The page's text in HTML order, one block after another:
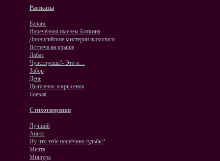
Рассказы
Баланс
Наречённая именем Боткина
Дионисийские мистерии живописи
Встреча на крыше
Лабаз
Чувствуешь?- Это я…
Забор
День
Цыпленок и крысенок
Боевая
Стихотворения
Лучший
Ангел
Ну что тебе пощёчина судьбы?
Мечта
Мишура